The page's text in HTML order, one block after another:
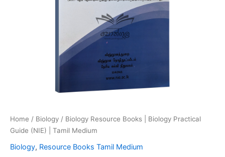
Home / Biology / Biology Resource Books | Biology Practical
Guide (NIE) | Tamil Medium
Biology, Resource Books Tamil Medium